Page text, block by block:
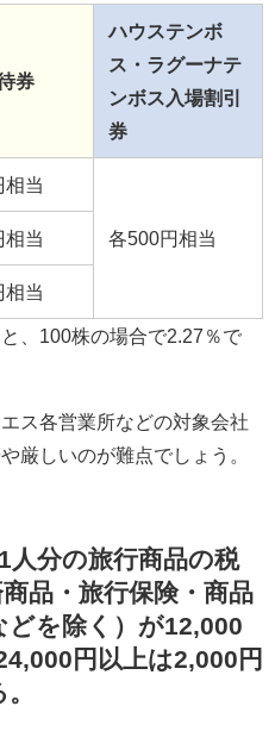
券
ハウステンボ
ス・ラグーナテ
ンボス入場割引
券
相当
各500円相当
相当
相当
、100株の場合で2.27％で
ス各営業所などの対象会社
厳しいのが難点でしょう。
人分の旅行商品の税
品・旅行保険・商品
どを除く）が12,000
円以上は2,000円